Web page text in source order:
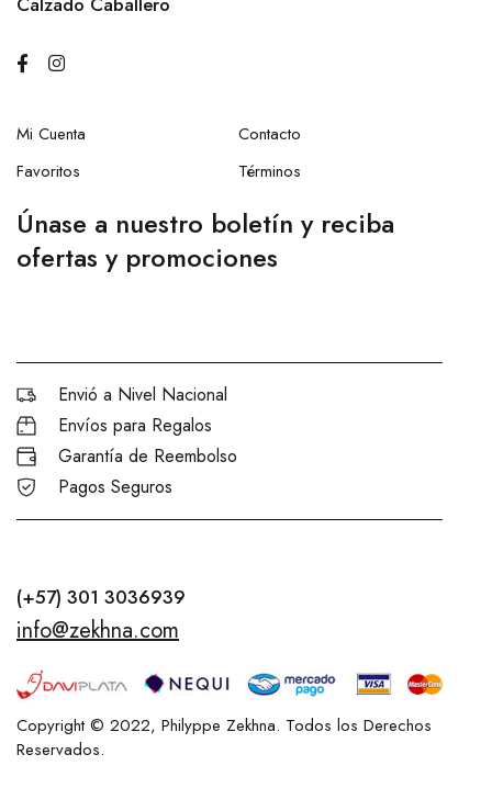
Mi Cuenta
Favoritos
Contacto
Términos
Únase a nuestro boletín y reciba
ofertas y promociones
Envió a Nivel Nacional
Envíos para Regalos
Garantía de Reembolso
Pagos Seguros
(+57) 301 3036939
info@zekhna.com
Copyright © 2022, Philyppe Zekhna. Todos los Derechos
Reservados.